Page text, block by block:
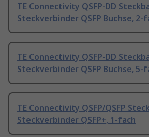
TE Connectivity QSFP-DD
Steckverbinder QSFP Buchse, 2-
TE Connectivity QSFP-DD
Steckverbinder QSFP Buchse, 5-
TE Connectivity QSFP/QSFP
Steckverbinder QSFP+, 1-fach